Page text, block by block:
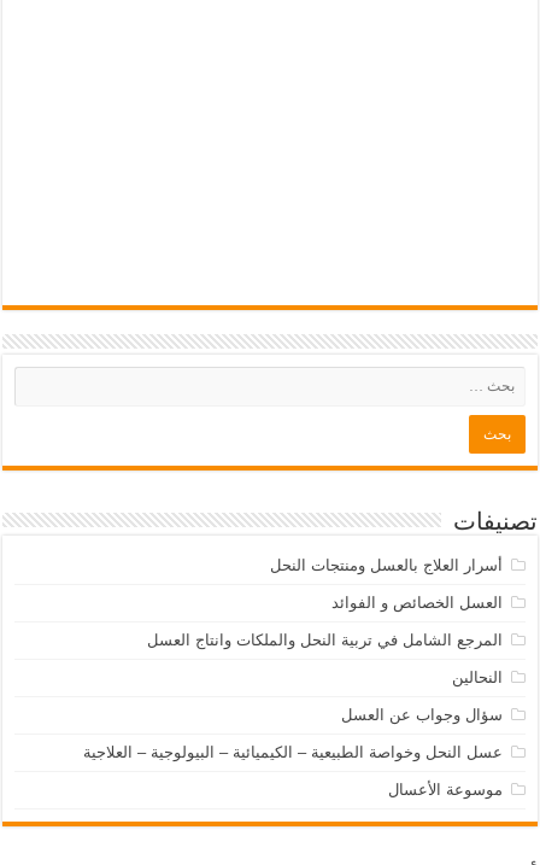
تصنيفات
أسرار العلاج بالعسل ومنتجات النحل
العسل الخصائص و الفوائد
المرجع الشامل في تربية النحل والملكات وانتاج العسل
النحالين
سؤال وجواب عن العسل
عسل النحل وخواصة الطبيعية – الكيميائية – البيولوجية – العلاجية
موسوعة الأعسال